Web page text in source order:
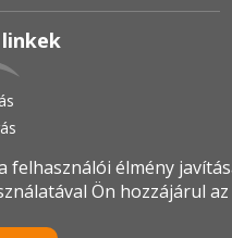
linkek
jog fenntartva!
felhasználói élmény
Ön hozzájárul az